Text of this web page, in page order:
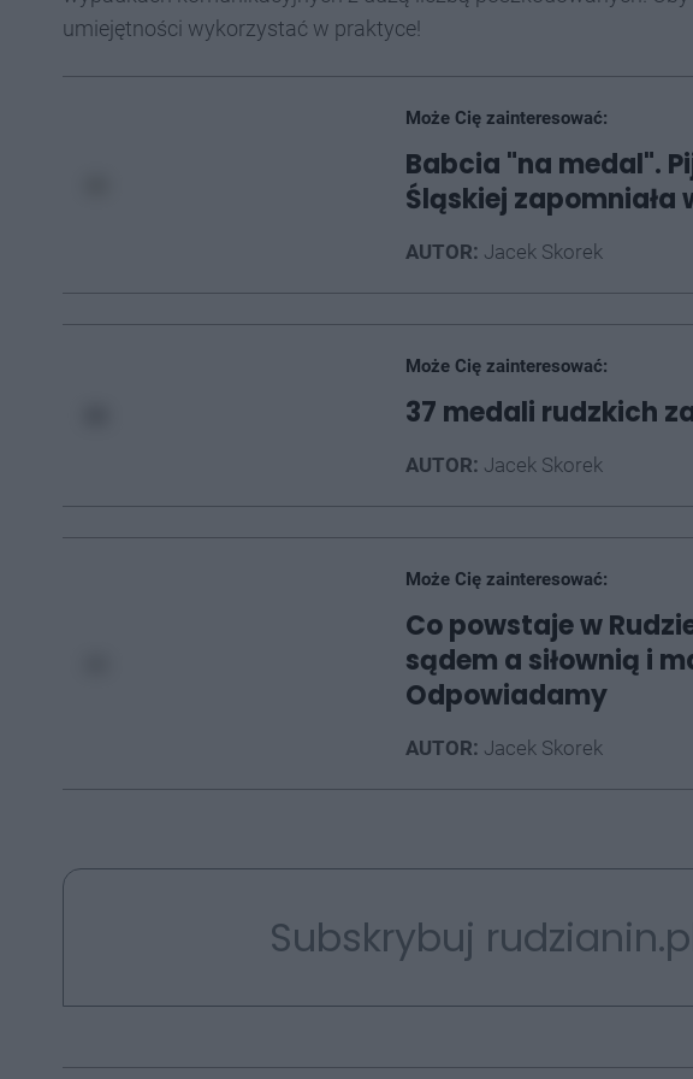
umiejętności wykorzystać w praktyce!
Może Cię zainteresować:
Babcia "na medal".
Śląskiej zapomniała
AUTOR: Jacek Skorek
Może Cię zainteresować:
37 medali rudzkich
AUTOR: Jacek Skorek
Może Cię zainteresować:
Co powstaje w
sądem a siłownią i
Odpowiadamy
AUTOR: Jacek Skorek
Subskrybuj